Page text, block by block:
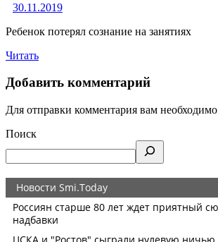
30.11.2019
Ребенок потерял сознание на занятиях
Читать
Добавить комментарий
Для отправки комментария вам необходимо
Поиск